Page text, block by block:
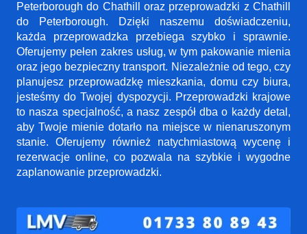
Peterborough do Chathill oraz przeprowadzki z Chathill
do Peterborough. Dzięki naszemu doświadczeniu,
każda przeprowadzka przebiega szybko i sprawnie.
Oferujemy pełen zakres usług, w tym pakowanie mienia
oraz jego bezpieczny transport. Niezależnie od tego, czy
planujesz przeprowadzkę mieszkania, domu czy biura,
jesteśmy do Twojej dyspozycji. Przeprowadzki krajowe
to nasza specjalność, a nasz zespół dba o każdy detal,
aby Twoje mienie dotarło na miejsce w nienaruszonym
stanie. Oferujemy również natychmiastową wycenę i
rezerwacje online, co pozwala na szybkie i wygodne
zaplanowanie przeprowadzki.